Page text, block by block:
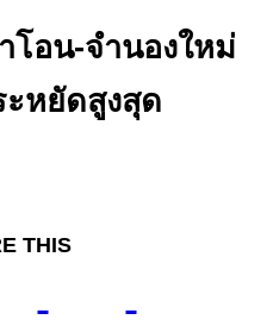
โอน-จำนองใหม่
หยัดสูงสุด
THIS